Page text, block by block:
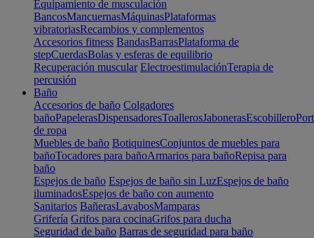
Equipamiento de musculación
BancosMancuernasMáquinasPlataformas
vibratoriasRecambios y complementos
Accesorios fitness BandasBarrasPlataforma de
stepCuerdasBolas y esferas de equilibrio
Recuperación muscular ElectroestimulaciónTerapia de
percusión
Baño
Accesorios de baño Colgadores
bañoPapelerasDispensadoresToallerosJabonerasEscobillero
de ropa
Muebles de baño BotiquinesConjuntos de muebles para
bañoTocadores para bañoArmarios para bañoRepisa para
baño
Espejos de baño Espejos de baño sin LuzEspejos de baño
iluminadosEspejos de baño con aumento
Sanitarios BañerasLavabosMamparas
Grifería Grifos para cocinaGrifos para ducha
Seguridad de baño Barras de seguridad para baño